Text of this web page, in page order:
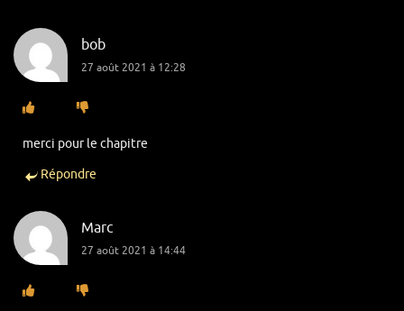
bob
27 août 2021 à 12:28
merci pour le chapitre
Répondre
Marc
27 août 2021 à 14:44